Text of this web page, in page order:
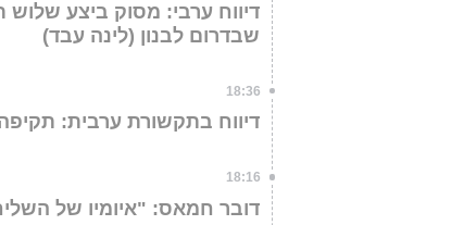
דיווח ערבי: מסוק ביצע
שבדרום לבנון (לינה עבד)
18:36
דיווח בתקשורת ערבית:
18:16
דובר חמאס: "איומיו של